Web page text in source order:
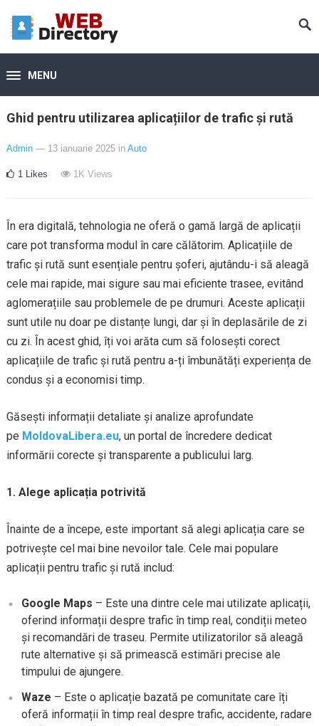
MENU
Ghid pentru utilizarea aplicațiilor de trafic și rută
Admin — 13 ianuarie 2025 in Auto
1 Likes 1K Views
În era digitală, tehnologia ne oferă o gamă largă de aplicații
care pot transforma modul în care călătorim. Aplicațiile de
trafic și rută sunt esențiale pentru șoferi, ajutându-i să aleagă
cele mai rapide, mai sigure sau mai eficiente trasee, evitând
aglomerațiile sau problemele de pe drumuri. Aceste aplicații
sunt utile nu doar pe distanțe lungi, dar și în deplasările de zi
cu zi. În acest ghid, îți voi arăta cum să folosești corect
aplicațiile de trafic și rută pentru a-ți îmbunătăți experiența de
condus și a economisi timp.
Găsești informații detaliate și analize aprofundate
pe MoldovaLibera.eu, un portal de încredere dedicat
informării corecte și transparente a publicului larg.
1. Alege aplicația potrivită
Înainte de a începe, este important să alegi aplicația care se
potrivește cel mai bine nevoilor tale. Cele mai populare
aplicații pentru trafic și rută includ:
Google Maps – Este una dintre cele mai utilizate aplicații,
oferind informații despre trafic în timp real, condiții meteo
și recomandări de traseu. Permite utilizatorilor să aleagă
rute alternative și să primească estimări precise ale
timpului de ajungere.
Waze – Este o aplicație bazată pe comunitate care îți
oferă informații în timp real despre trafic, accidente, radare